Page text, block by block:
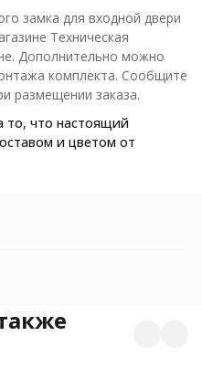
замка для входной двери
Техническая
Дополнительно можно
комплекта. Сообщите
размещении заказа.
то, что настоящий
и цветом от